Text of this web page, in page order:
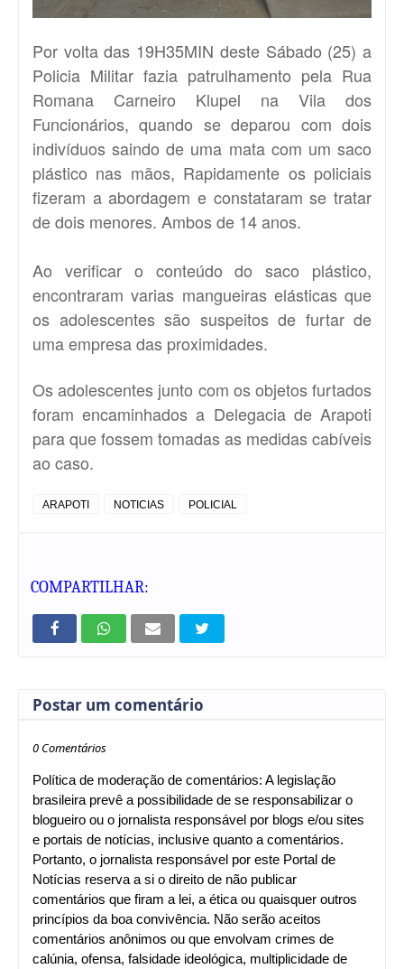
Por volta das 19H35MIN deste Sábado (25) a
Policia Militar fazia patrulhamento pela Rua
Romana Carneiro Klupel na Vila dos
Funcionários, quando se deparou com dois
indivíduos saindo de uma mata com um saco
plástico nas mãos, Rapidamente os policiais
fizeram a abordagem e constataram se tratar
de dois menores. Ambos de 14 anos.
Ao verificar o conteúdo do saco plástico,
encontraram varias mangueiras elásticas que
os adolescentes são suspeitos de furtar de
uma empresa das proximidades.
Os adolescentes junto com os objetos furtados
foram encaminhados a Delegacia de Arapoti
para que fossem tomadas as medidas cabíveis
ao caso.
ARAPOTI NOTICIAS POLICIAL
COMPARTILHAR:
Postar um comentário
0 Comentários
Política de moderação de comentários: A legislação
brasileira prevê a possibilidade de se responsabilizar o
blogueiro ou o jornalista responsável por blogs e/ou sites
e portais de notícias, inclusive quanto a comentários.
Portanto, o jornalista responsável por este Portal de
Notícias reserva a si o direito de não publicar
comentários que firam a lei, a ética ou quaisquer outros
princípios da boa convivência. Não serão aceitos
comentários anônimos ou que envolvam crimes de
calúnia, ofensa, falsidade ideológica, multiplicidade de